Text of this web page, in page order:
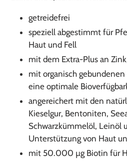
getreidefrei
speziell abgestimmt für
Haut und Fell
mit dem Extra-Plus an
mit organisch
eine optimale
angereichert mit den
Kieselgur, Bentoniten,
Schwarzkümmelöl, Leinöl
Unterstützung von Haut
mit 50.000 µg Biotin für